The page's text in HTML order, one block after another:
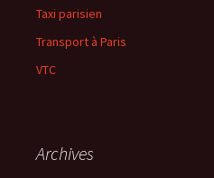
Taxi parisien
Transport à Paris
VTC
Archives